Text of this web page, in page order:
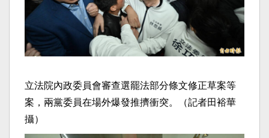
立法院內政委員會審查選罷法部分條文修正草案等
案，兩黨委員在場外爆發推擠衝突。（記者田裕華
攝）